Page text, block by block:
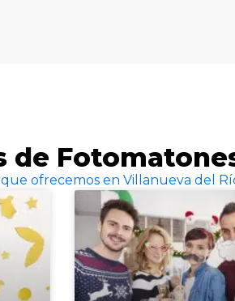
de
ofrecemos en Villanueva del